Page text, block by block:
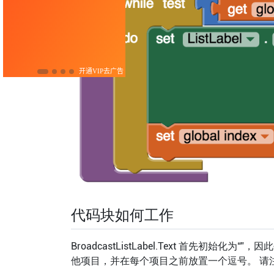
代码块如何工作
BroadcastListLabel.Text 首先初始化为“”，因
他项目，并在每个项目之前放置一个逗号。